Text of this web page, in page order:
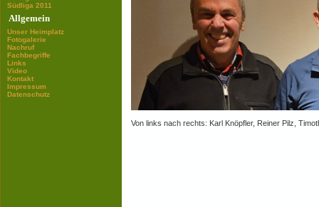
Südliga 2011
Allgemein
Unser Heimplatz
Fotogalerie
Nachruf
Fachbegriffe
Links
Video
Kontakt
Impressum
Datenschutz
Von links nach rechts: Karl Knöpfler, Reiner Pilz,